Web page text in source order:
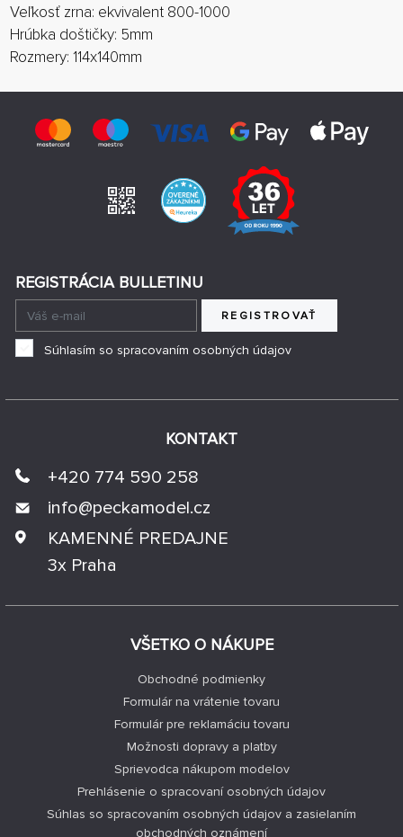
Veľkosť zrna: ekvivalent 800-1000
Hrúbka doštičky: 5mm
Rozmery: 114x140mm
VŠETKO O NÁKUPE
Obchodné podmienky
Formulár na vrátenie tovaru
Formulár pre reklamáciu tovaru
Možnosti dopravy a platby
Sprievodca nákupom modelov
Prehlásenie o spracovaní osobných údajov
Súhlas so spracovaním osobných údajov a zasielaním
obchodných oznámení
KONTAKT
+420 774 590 258
info@peckamodel.cz
KAMENNÉ PREDAJNE
3x Praha
REGISTRÁCIA BULLETINU
REGISTROVAŤ
Súhlasím so spracovaním osobných údajov